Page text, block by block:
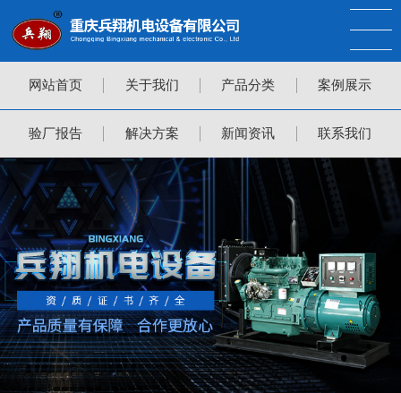
网站首页 关于我们 产品分类 案例展示
验厂报告 解决方案 新闻资讯 联系我们